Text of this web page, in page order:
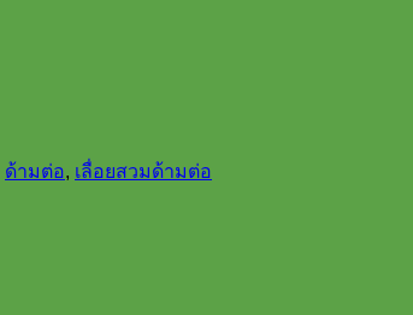
ด้ามต่อ, เลื่อยสวมด้ามต่อ